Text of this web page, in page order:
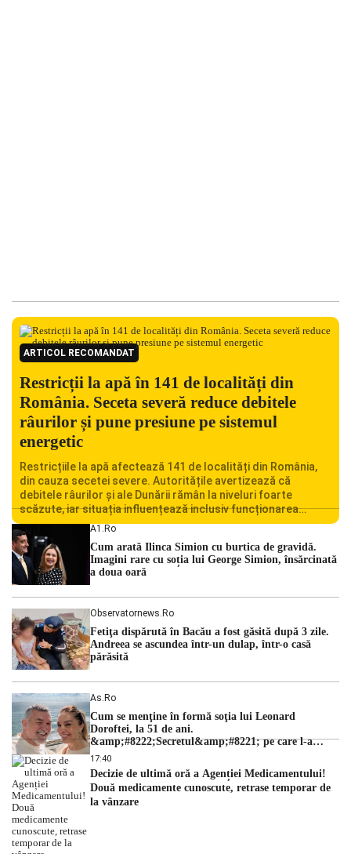
ARTICOL RECOMANDAT
Restricții la apă în 141 de localități din
România. Seceta severă reduce debitele
râurilor și pune presiune pe sistemul
energetic
Restricțiile la apă afectează 141 de localități din România,
din cauza secetei severe. Autoritățile avertizează că
debitele râurilor și ale Dunării rămân la niveluri foarte
scăzute, iar situația influențează inclusiv funcționarea
Centralei Nucleare de la Cernavodă. România se confruntă
cu una dintre cele mai dificile perioade din punct de vedere
hidrologic din ultimii ani. Lipsa […]
A1.ro
Cum arată Ilinca Simion cu burtica de gravidă.
Imagini rare cu soția lui George Simion, însărcinată
a doua oară
Observatornews.ro
Fetiţa dispărută în Bacău a fost găsită după 3 zile.
Andreea se ascundea într-un dulap, într-o casă
părăsită
As.ro
Cum se menţine în formă soţia lui Leonard
Doroftei, la 51 de ani.
&amp;#8222;Secretul&amp;#8221; pe care l-a
dezvăluit
17:40
Decizie de ultimă oră a Agenției Medicamentului!
Două medicamente cunoscute, retrase temporar de
la vânzare